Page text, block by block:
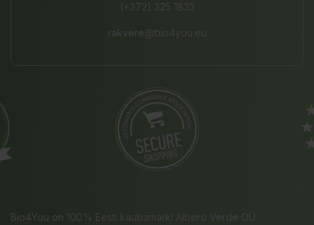
(+372) 325 1833
rakvere@bio4you.eu
Bio4You on 100% Eesti kaubamärk! Albero Verde OÜ